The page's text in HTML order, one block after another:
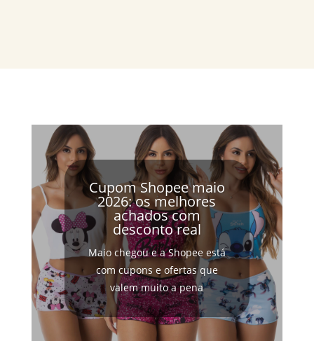
Cupom Shopee maio
2026: os melhores
achados com
desconto real
Maio chegou e a Shopee está
com cupons e ofertas que
valem muito a pena